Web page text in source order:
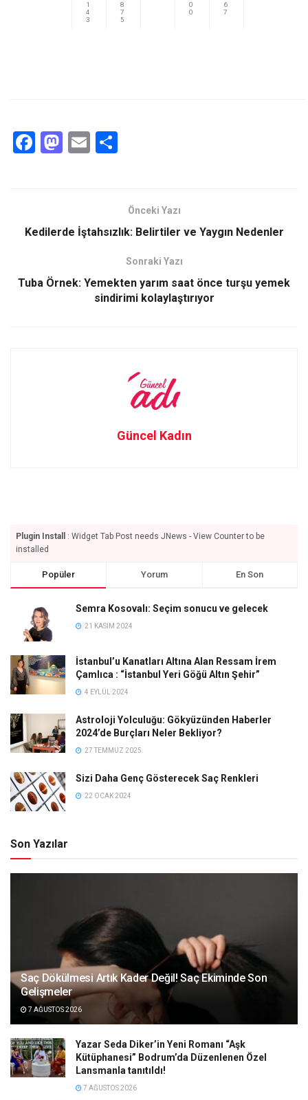
1
4
3
8
7
5
0
0
6
7
F
o
k
M
d
n
E
Önceki Yazı
Kedilerde İştahsızlık: Belirtiler ve Yaygın Nedenler
Sonraki Yazı
Tuba Örnek: Yemekten yarım saat önce turşu yemek
sindirimi kolaylaştırıyor
Güncel Kadın
Plugin Install
: Widget Tab Post needs JNews - View Counter to be
installed
Popüler Yorum En Son
Semra Kosovalı: Seçim sonucu ve gelecek
21 KASIM 2024
İstanbul’u Kanatları Altına Alan Ressam İrem
Çamlıca : “İstanbul Yeri Göğü Altın Şehir”
4 EYLÜL 2024
Astroloji Yolculuğu: Gökyüzünden Haberler
2024’de Burçları Neler Bekliyor?
27 TEMMUZ 2025
Sizi Daha Genç Gösterecek Saç Renkleri
22 OCAK 2024
Son Yazılar
Saç Dökülmesi Artık Kader Değil! Saç Ekiminde Son
Gelişmeler
7 AĞUSTOS 2026
Yazar Seda Diker’in Yeni Romanı “Aşk
Kütüphanesi” Bodrum’da Düzenlenen Özel
Lansmanla tanıtıldı!
7 AĞUSTOS 2026